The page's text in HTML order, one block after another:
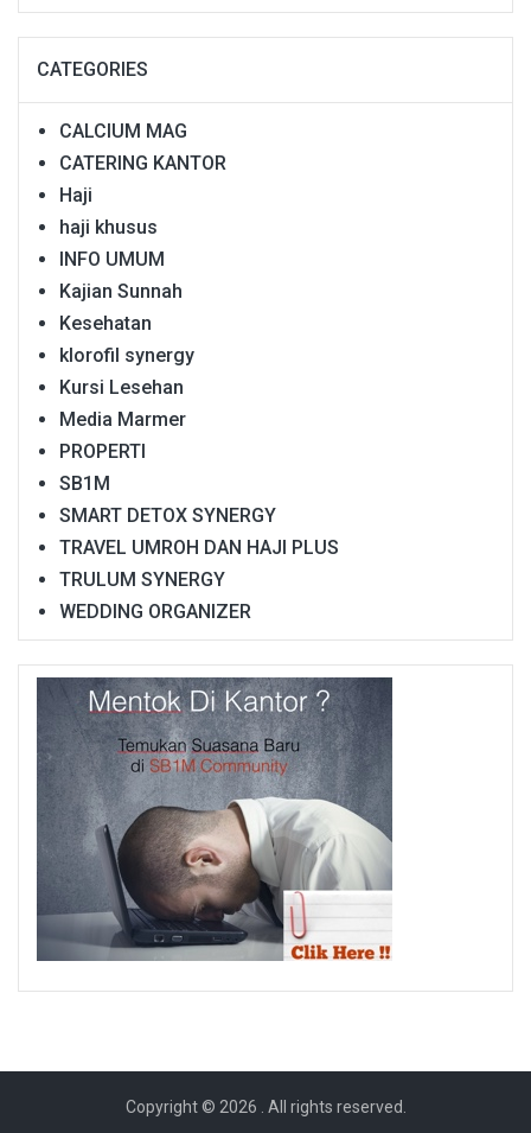
CATEGORIES
CALCIUM MAG
CATERING KANTOR
Haji
haji khusus
INFO UMUM
Kajian Sunnah
Kesehatan
klorofil synergy
Kursi Lesehan
Media Marmer
PROPERTI
SB1M
SMART DETOX SYNERGY
TRAVEL UMROH DAN HAJI PLUS
TRULUM SYNERGY
WEDDING ORGANIZER
Copyright © 2026 . All rights reserved.